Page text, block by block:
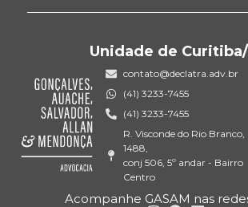
Unidade de Curitiba/
contato@declatra.adv.br
(41) 3233-7455
(41) 3233-7455
R. Visconde do Rio Branco,
1488,
conj 506, 5º andar - Bairro
Centro
Acompanhe GASAM nas